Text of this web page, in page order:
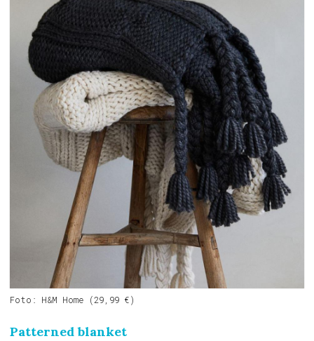
Foto: H&M Home (29,99 €)
Patterned blanket